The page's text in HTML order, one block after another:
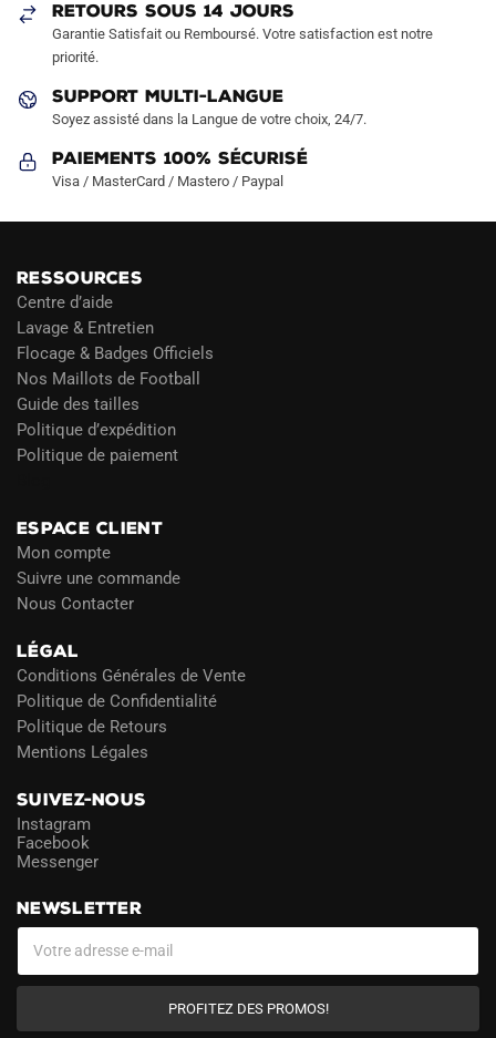
la
page
produit
page
RETOURS SOUS 14 JOURS
Garantie Satisfait ou Remboursé. Votre satisfaction est notre
priorité.
SUPPORT MULTI-LANGUE
Soyez assisté dans la Langue de votre choix, 24/7.
Paiements 100% Sécurisé
Visa / MasterCard / Mastero / Paypal
RESSOURCES
Centre d’aide
Lavage & Entretien
Flocage & Badges Officiels
Nos Maillots de Football
Guide des tailles
Politique d’expédition
Politique de paiement
ESPACE CLIENT
Mon compte
Suivre une commande
Nous Contacter
LÉGAL
Conditions Générales de Vente
Politique de Confidentialité
Politique de Retours
Mentions Légales
SUIVEZ-NOUS
Instagram
Facebook
Messenger
NEWSLETTER
PROFITEZ DES PROMOS!